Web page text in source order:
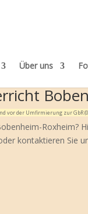
Über uns
vor der Umfirmierung zur GbR
Roxheim?
kontaktieren Sie